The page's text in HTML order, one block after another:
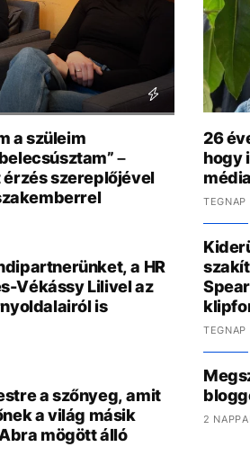
a szüleim
–
szereplőjével
a HR
Vékássy Lilivel az
is
a szőnyeg, amit
a világ másik
mögött álló
26
hogy
2